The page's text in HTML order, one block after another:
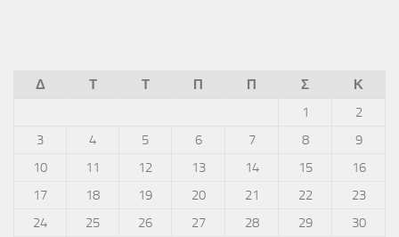
Δ Τ Τ Π Π Σ
Κ
1
2
3
4 5 6 7 8
9
10
11 12 13 14 15
16
17
18 19 20 21 22
23
24
25 26 27 28 29
30